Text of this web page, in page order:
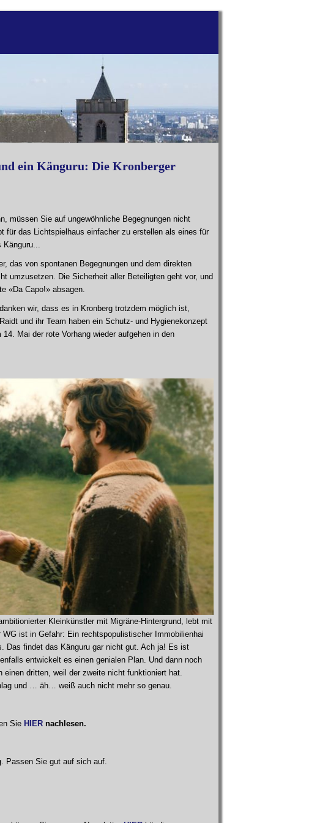
ein Känguru: Die Kronberger
müssen Sie auf ungewöhnliche Begegnungen nicht
für das Lichtspielhaus einfacher zu erstellen als eines für
Känguru...
das von spontanen Begegnungen und dem direkten
umzusetzen. Die Sicherheit aller Beteiligten geht vor, und
«Da Capo!» absagen.
wir, dass es in Kronberg trotzdem möglich ist,
und ihr Team haben ein Schutz- und Hygienekonzept
Mai der rote Vorhang wieder aufgehen in den
Kleinkünstler mit Migräne-Hintergrund, lebt mit
ist in Gefahr: Ein rechtspopulistischer Immobilienhai
Das findet das Känguru gar nicht gut. Ach ja! Es ist
entwickelt es einen genialen Plan. Und dann noch
dritten, weil der zweite nicht funktioniert hat.
und … äh… weiß auch nicht mehr so genau.
Sie HIER nachlesen.
Passen Sie gut auf sich auf.